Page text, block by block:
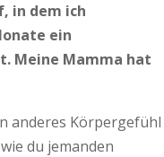
in dem ich
ein
Meine Mamma hat
anderes Körpergefühl
du jemanden